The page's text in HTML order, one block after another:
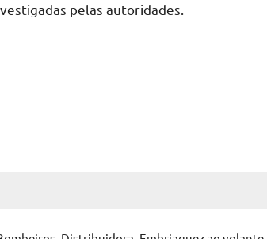
pelas autoridades.